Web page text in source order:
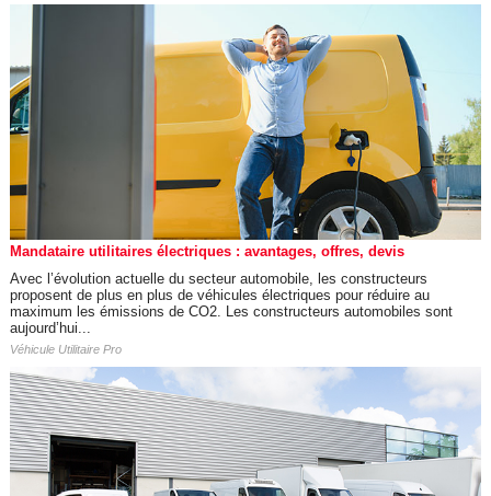
Mandataire utilitaires électriques : avantages, offres, devis
Avec l’évolution actuelle du secteur automobile, les constructeurs
proposent de plus en plus de véhicules électriques pour réduire au
maximum les émissions de CO2. Les constructeurs automobiles sont
aujourd’hui...
Véhicule Utilitaire Pro